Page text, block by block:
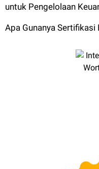
untuk Pengelolaan
Apa Gunanya Sertifikasi